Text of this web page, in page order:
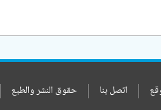
اتصل بنا حقوق النشر والطبع